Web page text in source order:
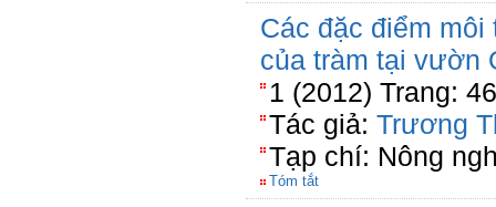
Các đặc điểm
của tràm tại vườn
1 (2012) Trang: 46
Tác giả: Trương
Tạp chí: Nông
Tóm tắt